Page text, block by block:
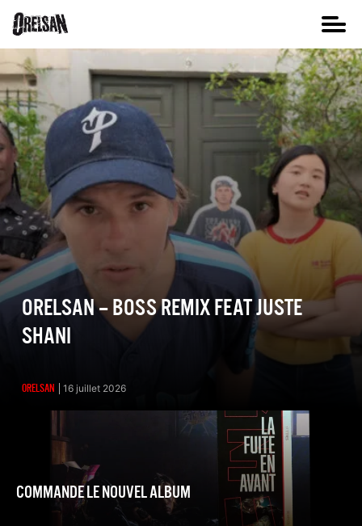
ORELSAN – BOSS REMIX FEAT JUSTE
SHANI
ORELSAN 16 juillet 2026
COMMANDE LE NOUVEL ALBUM